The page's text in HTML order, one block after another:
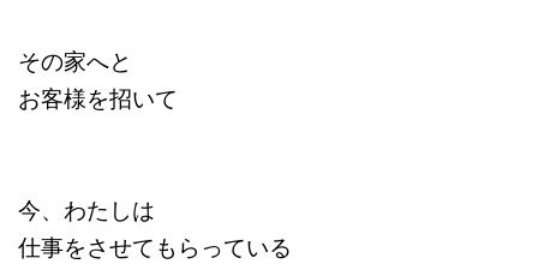
その家へと
お客様を招いて
今、わたしは
仕事をさせてもらっている